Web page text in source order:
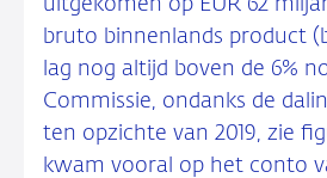
uitgekomen op EUR 62
bruto binnenlands product
lag nog altijd boven de 6%
Commissie, ondanks de
ten opzichte van 2019, zie
kwam vooral op het conto